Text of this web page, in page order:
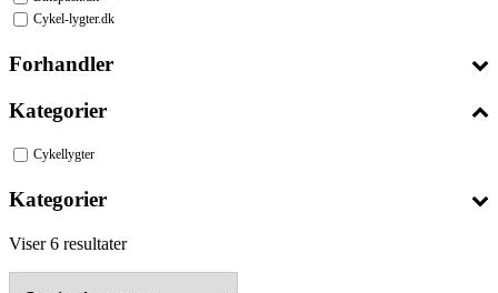
Cykel-lygter.dk
Forhandler
Kategorier
Cykellygter
Kategorier
Viser 6 resultaterSorteret